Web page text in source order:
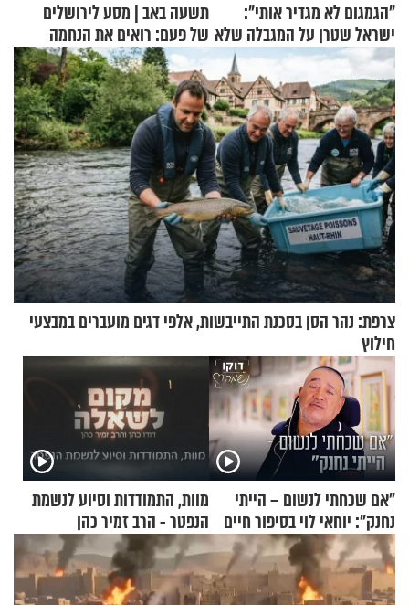
"הגמגום לא מגדיר אותי":
ישראל שטרן על המגבלה שלא
עוצרת אותו
תשעה באב | מסע לירושלים
של פעם: רואים את הנחמה
צרפת: נהר הסן בסכנת התייבשות, אלפי דגים מועברים במבצעי
חילוץ
"אם שכחתי לנשום – הייתי
נחנק": יוחאי לוי בסיפור חיים
מעורר השראה
מוות, התמודדות וסיוע לנשמת
הנפטר - הרב זמיר כהן